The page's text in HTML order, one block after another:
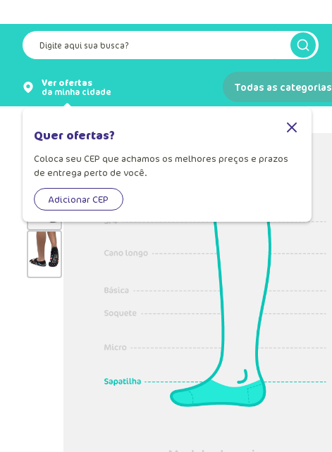
Digite aqui sua busca?
Ver ofertas
da minha cidade
Quer ofertas?
Coloca seu CEP que achamos os melhores preços e prazos
de entrega perto de você.
Adicionar CEP
Todas as categorias